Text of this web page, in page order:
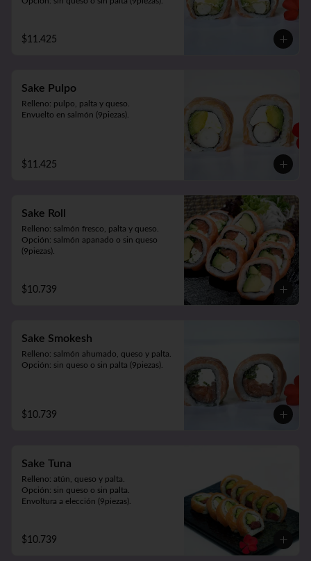
$11.425
Sake Pulpo
Relleno: pulpo, palta y queso.
Envuelto en salmón (9piezas).
$11.425
Sake Roll
Relleno: salmón fresco, palta y queso.
Opción: salmón apanado o sin queso
(9piezas).
$10.739
Sake Smokesh
Relleno: salmón ahumado, queso y palta.
Opción: sin queso o sin palta (9piezas).
$10.739
Sake Tuna
Relleno: atún, queso y palta.
Opción: sin queso o sin palta.
Envoltura a elección (9piezas).
$10.739